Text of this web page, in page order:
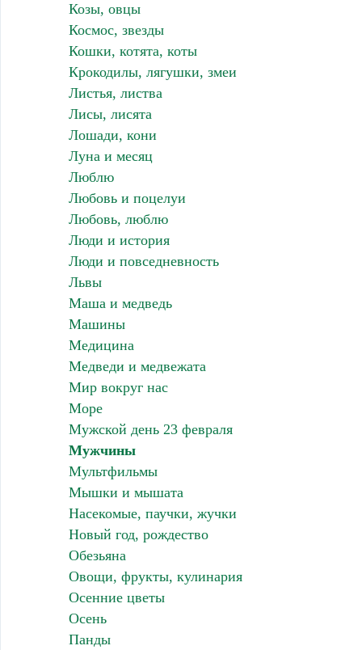
Козы, овцы
Космос, звезды
Кошки, котята, коты
Крокодилы, лягушки, змеи
Листья, листва
Лисы, лисята
Лошади, кони
Луна и месяц
Люблю
Любовь и поцелуи
Любовь, люблю
Люди и история
Люди и повседневность
Львы
Маша и медведь
Машины
Медицина
Медведи и медвежата
Мир вокруг нас
Море
Мужской день 23 февраля
Мужчины
Мультфильмы
Мышки и мышата
Насекомые, паучки, жучки
Новый год, рождество
Обезьяна
Овощи, фрукты, кулинария
Осенние цветы
Осень
Панды